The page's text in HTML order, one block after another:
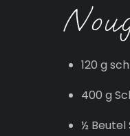
120 g
400 g
½